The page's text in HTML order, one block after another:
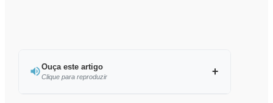
Ouça este artigo
Clique para reproduzir